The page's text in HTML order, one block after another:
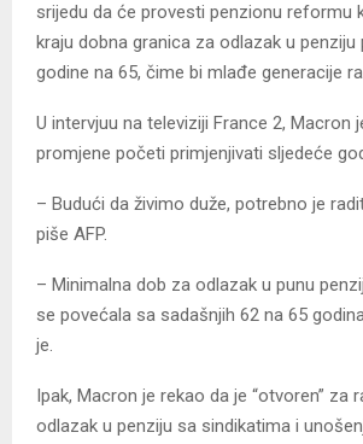
srijedu da će provesti penzionu reformu
kraju dobna granica za odlazak u penziju
godine na 65, čime bi mlađe generacije
U intervjuu na televiziji France 2, Macron
promjene početi primjenjivati sljedeće
– Budući da živimo duže, potrebno je
piše AFP.
– Minimalna dob za odlazak u punu
se povećala sa sadašnjih 62 na 65
je.
Ipak, Macron je rekao da je “otvoren” za
odlazak u penziju sa sindikatima i